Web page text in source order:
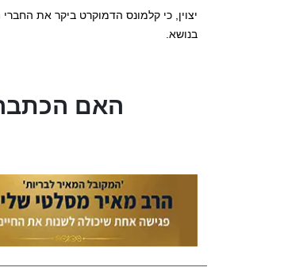
יצוין, כי קלמונס הדמוקרט ביקר את
בנושא.
?האם